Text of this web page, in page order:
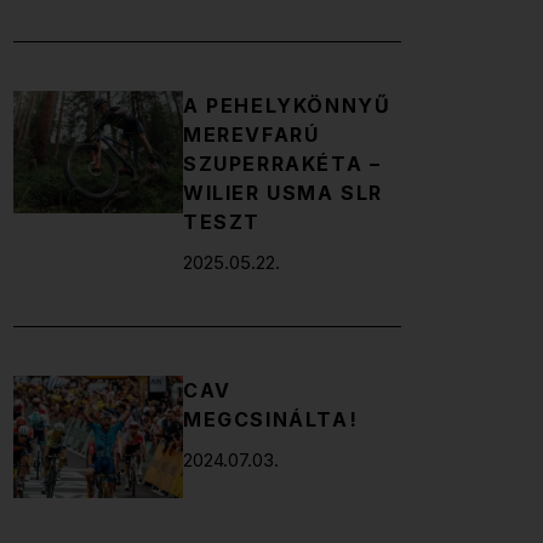
A PEHELYKÖNNYŰ
MEREVFARÚ
SZUPERRAKÉTA –
WILIER USMA SLR
TESZT
2025.05.22.
CAV
MEGCSINÁLTA!
2024.07.03.